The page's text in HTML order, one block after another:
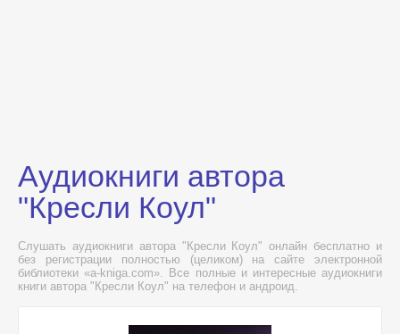
Аудиокниги автора
"Кресли Коул"
Слушать аудиокниги автора "Кресли Коул" онлайн бесплатно и
без регистрации полностью (целиком) на сайте электронной
библиотеки «a-kniga.com». Все полные и интересные аудиокниги
книги автора "Кресли Коул" на телефон и андроид.